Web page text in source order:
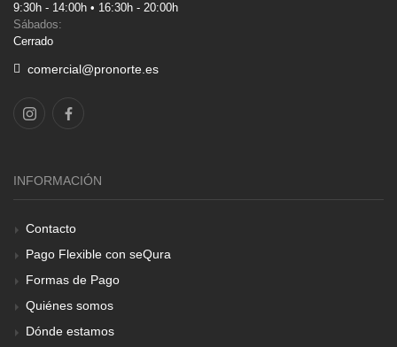
9:30h - 14:00h • 16:30h - 20:00h
Sábados:
Cerrado
comercial@pronorte.es
INFORMACIÓN
Contacto
Pago Flexible con seQura
Formas de Pago
Quiénes somos
Dónde estamos